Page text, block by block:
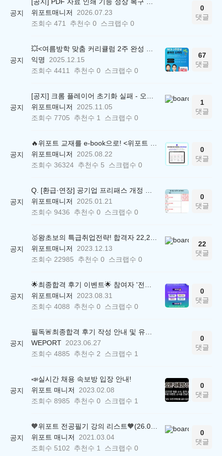
공지
위포트매니저
2026.07.23
조회수 471 추천수 0 스크랩수 0
0
댓글
공지
익명
2025.12.15
조회수 4411 추천수 0 스크랩수 0
67
댓글
공지
위포트매니저
2025.11.05
조회수 7705 추천수 1 스크랩수 0
1
댓글
공지
위포트매니저
2025.08.22
조회수 36324 추천수 5 스크랩수 0
0
댓글
공지
위포트매니저
2025.01.21
조회수 9436 추천수 0 스크랩수 0
0
댓글
공지
위포트매니저
2023.12.13
조회수 22985 추천수 0 스크랩수 0
22
댓글
공지
위포트매니저
2023.08.31
조회수 4088 추천수 0 스크랩수 0
0
댓글
공지
WEPORT 2023.06.27
조회수 4885 추천수 2 스크랩수 1
0
댓글
공지
📣실시간 채용 속보방 입장 안내!
위포트 매니저
2023.02.08
조회수 8985 추천수 0 스크랩수 1
0
댓글
공지
위포트 매니저
2021.03.04
조회수 5102 추천수 1 스크랩수 0
0
댓글